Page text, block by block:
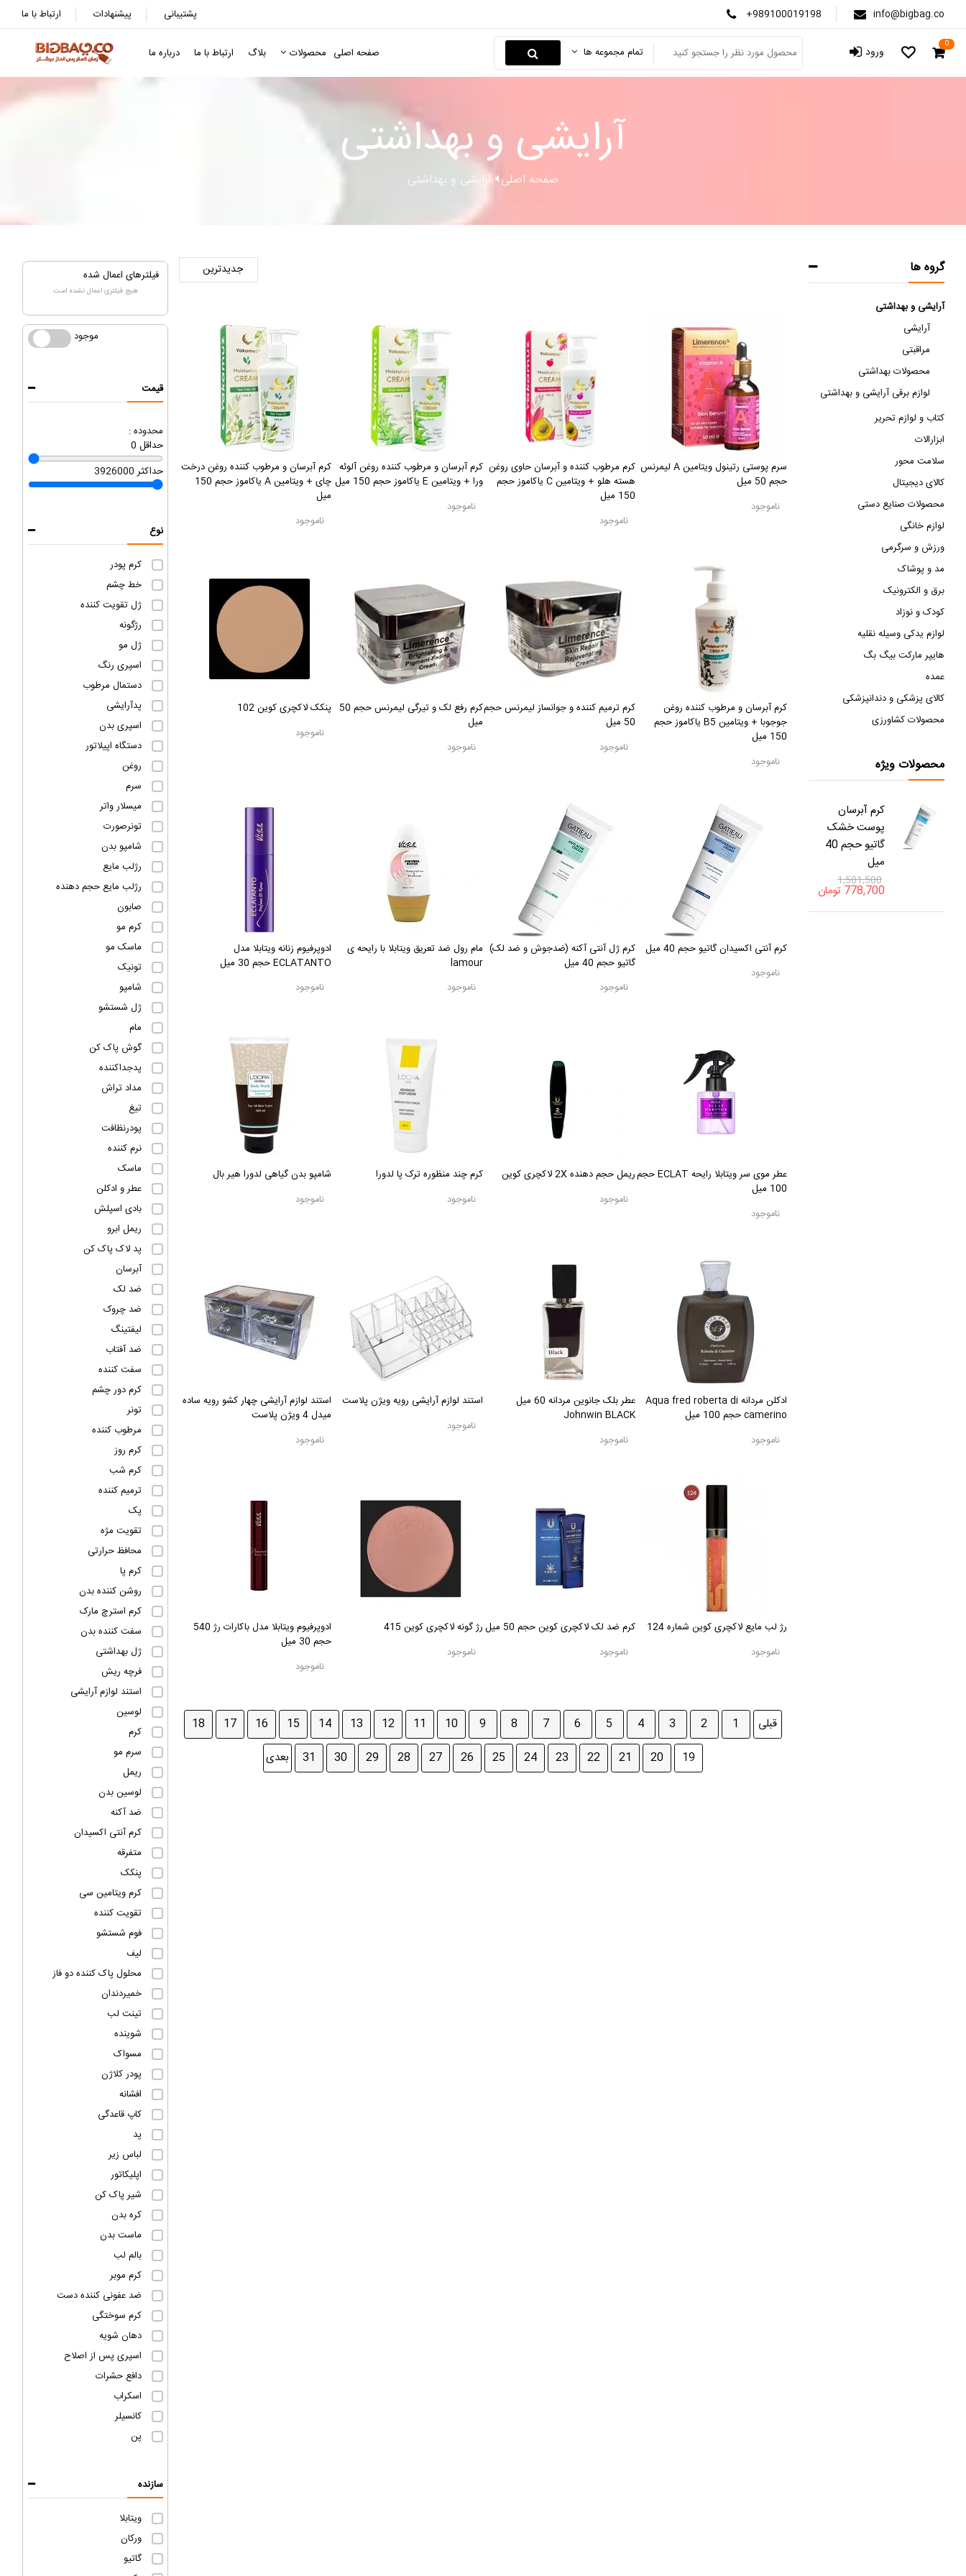
ارتباط با ما پیشنهادات پشتیبانی +989100019198 info@bigbag.co
صفحه اصلی محصولات بلاگ ارتباط با ما درباره ما تمام مجموعه ها ورود 0
آرایشی و بهداشتی
صفحه اصلی آرایشی و بهداشتی
فیلترهای اعمال شده
هیچ فیلتری اعمال نشده است
موجود موجود
قیمت
محدوده :
0 حداقل
3926000 حداکثر
نوع
کرم پودر
خط چشم
ژل تقویت کننده
رژگونه
ژل مو
اسپری رنگ
دستمال مرطوب
پدآرایشی
اسپری بدن
دستگاه اپیلاتور
روغن
سرم
میسلار واتر
تونرصورت
شامپو بدن
رژلب مایع
رژلب مایع حجم دهنده
صابون
کرم مو
ماسک مو
تونیک
شامپو
ژل شستشو
مام
گوش پاک کن
پدجداکننده
مداد تراش
تیغ
پودرنظافت
نرم کننده
ماسک
عطر و ادکلن
بادی اسپلش
ریمل ابرو
پد لاک پاک کن
آبرسان
ضد لک
ضد چروک
لیفتینگ
ضد آفتاب
سفت کننده
کرم دور چشم
تونر
مرطوب کننده
کرم روز
کرم شب
ترمیم کننده
پک
تقویت مژه
محافظ حرارتی
کرم پا
روشن کننده بدن
کرم استرچ مارک
سفت کننده بدن
ژل بهداشتی
فرچه ریش
استند لوازم آرایشی
لوسین
کرم
سرم مو
ریمل
لوسین بدن
ضد آکنه
کرم آنتی اکسیدان
متفرقه
پنکک
کرم ویتامین سی
تقویت کننده
فوم شستشو
لیف
محلول پاک کننده دو فاز
خمیردندان
تینت لب
شوینده
مسواک
پودر کلاژن
افشانه
کاپ قاعدگی
پد
لباس زیر
اپلیکاتور
شیر پاک کن
کره بدن
ماست بدن
بالم لب
کرم موبر
ضد عفونی کننده دست
کرم سوختگی
دهان شویه
اسپری پس از اصلاح
دافع حشرات
اسکراب
کانسیلر
پن
سازنده
ویتابلا
ورکان
گاتیو
سرم پوستی رتینول ویتامین A لیمرنس
حجم 50 میل
ناموجود
کرم مرطوب کننده و آبرسان حاوی روغن
هسته هلو + ویتامین C یاکاموز حجم
150 میل
ناموجود
کرم آبرسان و مرطوب کننده روغن آلوئه
ورا + ویتامین E یاکاموز حجم 150 میل
ناموجود
کرم آبرسان و مرطوب کننده روغن درخت
چای + ویتامین A یاکاموز حجم 150
میل
ناموجود
کرم آبرسان و مرطوب کننده روغن
جوجوبا + ویتامین B5 یاکاموز حجم
150 میل
ناموجود
کرم ترمیم کننده و جوانساز لیمرنس حجم
50 میل
ناموجود
کرم رفع لک و تیرگی لیمرنس حجم 50
میل
ناموجود
پنکک لاکچری کوین 102
ناموجود
کرم آنتی اکسیدان گاتیو حجم 40 میل
ناموجود
کرم ژل آنتی آکنه (ضدجوش و ضد لک)
گاتیو حجم 40 میل
ناموجود
مام رول ضد تعریق ویتابلا با رایحه ی
lamour
ناموجود
ادوپرفیوم زنانه ویتابلا مدل
ECLATANTO حجم 30 میل
ناموجود
عطر موی سر ویتابلا رایحه ECLAT حجم
100 میل
ناموجود
ريمل حجم دهنده 2X لاکچری کوین
ناموجود
کرم چند منظوره ترک پا لدورا
ناموجود
شامپو بدن گیاهی لدورا هیر بال
ناموجود
ادکلن مردانه Aqua fred roberta di
camerino حجم 100 میل
ناموجود
عطر بلک جانوین مردانه 60 میل
Johnwin BLACK
ناموجود
استند لوازم آرایشی رویه ویژن پلاست
ناموجود
استند لوازم آرایشی چهار کشو رویه ساده
میدل 4 ویژن پلاست
ناموجود
رژ لب مایع لاکچری کوین شماره 124
ناموجود
کرم ضد لک لاکچری کوین حجم 50 میل
ناموجود
رژ گونه لاکچری کوین 415
ناموجود
ادوپرفیوم ویتابلا مدل باکارات رژ 540
حجم 30 میل
ناموجود
قبلی 1
2
3
4
5
6
7
8
9
10
11
12
13
14
15
16
17
18
19
20
21
22
23
24
25
26
27
28
29
30
31 بعدی
گروه ها
آرایشی و بهداشتی
آرایشی
مراقبتی
محصولات بهداشتی
لوازم برقی آرایشی و بهداشتی
کتاب و لوازم تحریر
ابزارالات
سلامت محور
کالای دیجیتال
محصولات صنایع دستی
لوازم خانگی
ورزش و سرگرمی
مد و پوشاک
برق و الکترونیک
کودک و نوزاد
لوازم یدکی وسیله نقلیه
هایپر مارکت بیگ بگ
عمده
کالای پزشکی و دندانپزشکی
محصولات کشاورزی
محصولات ویژه
کرم آبرسان
پوست خشک
گاتیو حجم 40
میل
1,501,500
778,700 تومان